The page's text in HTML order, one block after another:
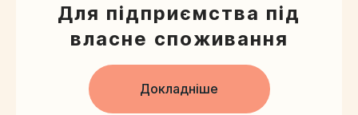
Для підприємства під
власне споживання
Докладніше